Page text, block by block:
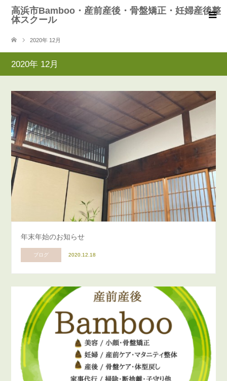
高浜市Bamboo・産前産後・骨盤矯正・妊婦産後整
体スクール
2020年 12月
2020年 12月
年末年始のお知らせ
ブログ 2020.12.18